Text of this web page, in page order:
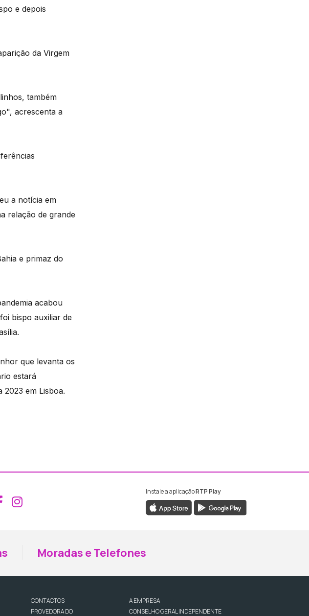
e depois
da Virgem
também
acrescenta a
a notícia em
relação de grande
e primaz do
acabou
bispo auxiliar de
que levanta os
estará
em Lisboa.
Aceder ao Facebook da RTP Madeira
Aceder ao Instagram da RTP Madeira
Instale a aplicaçãoRTP Play
Moradas e Telefones
CONTACTOS
PROVEDORA DO
A EMPRESA
CONSELHO GERAL INDEPENDENTE